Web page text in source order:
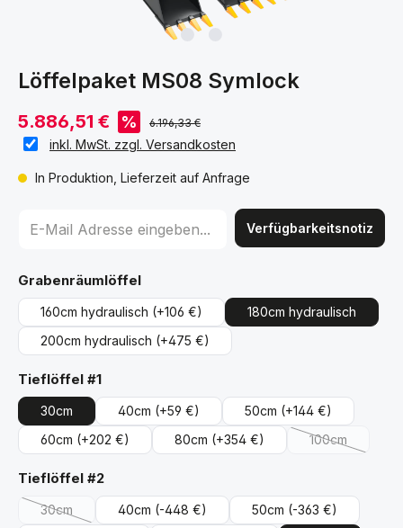
Löffelpaket MS08 Symlock
5.886,51 € % 6.196,33 €
inkl. MwSt. zzgl. Versandkosten
In Produktion, Lieferzeit auf Anfrage
Verfügbarkeitsnotiz
Grabenräumlöffelauswählen
160cm hydraulisch (+106 €)
180cm hydraulisch
200cm hydraulisch (+475 €)
Tieflöffel #1auswählen
30cm 40cm (+59 €) 50cm (+144 €)
60cm (+202 €) 80cm (+354 €) 100cm
(Diese
Tieflöffel #2auswählen
30cm
(Diese Option ist zurzeit nicht verfügbar.)
40cm (-448 €) 50cm (-363 €)